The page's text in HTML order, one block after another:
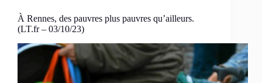
À Rennes, des pauvres plus pauvres qu’ailleurs.
(LT.fr – 03/10/23)